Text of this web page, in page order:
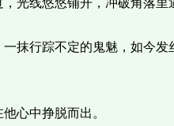
线悠悠铺开，冲破角落里
行踪不定的鬼魅，如今发
心中挣脱而出。